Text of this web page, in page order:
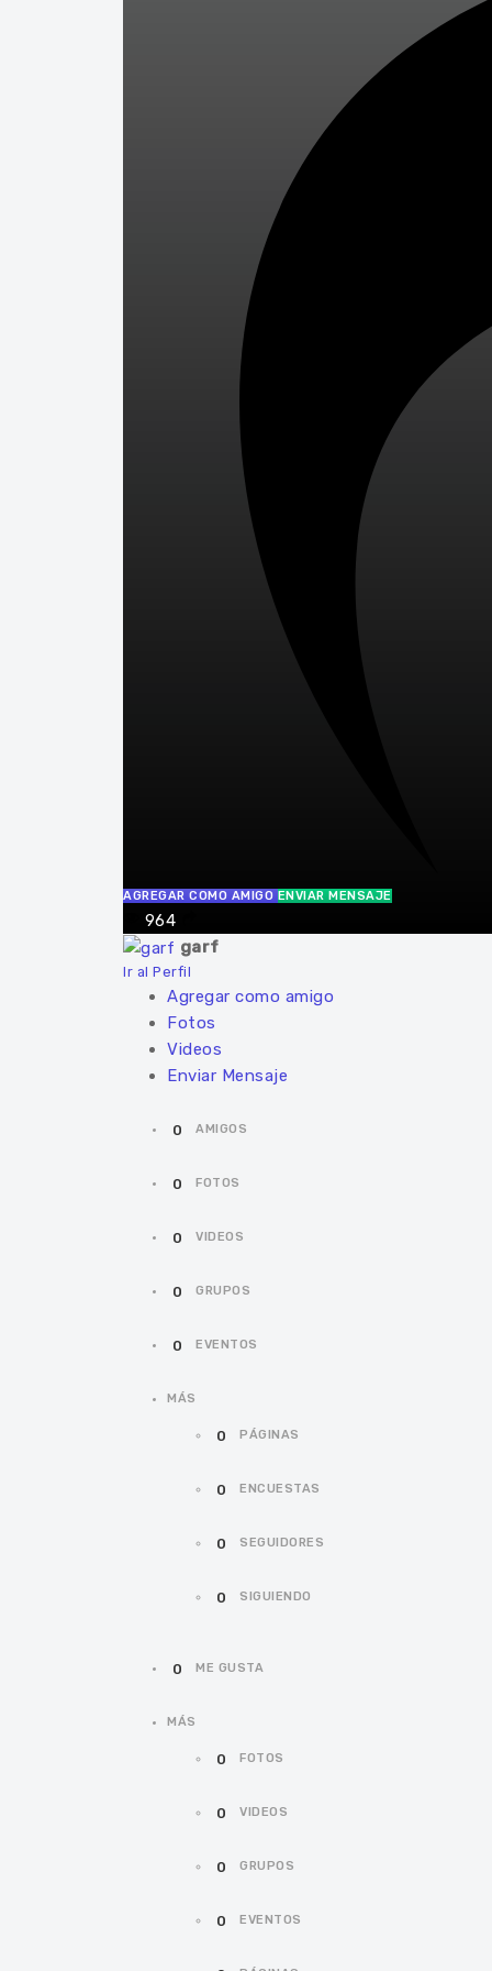
AGREGAR COMO AMIGO ENVIAR MENSAJE
964
garf
Ir al Perfil
Agregar como amigo
Fotos
Videos
Enviar Mensaje
AMIGOS
0
FOTOS
0
VIDEOS
0
GRUPOS
0
EVENTOS
0
MÁS
PÁGINAS
0
ENCUESTAS
0
SEGUIDORES
0
SIGUIENDO
0
ME GUSTA
0
MÁS
FOTOS
0
VIDEOS
0
GRUPOS
0
EVENTOS
0